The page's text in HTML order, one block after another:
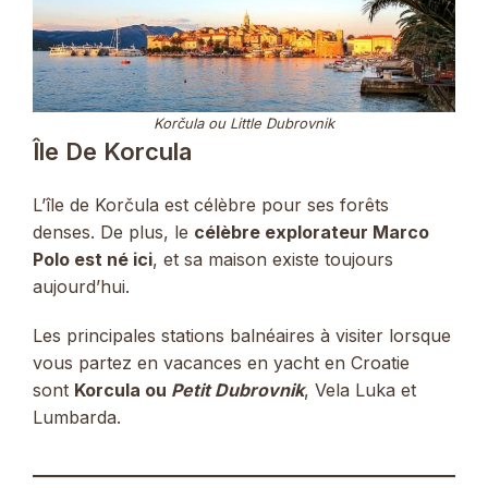
Korčula ou Little Dubrovnik
Île De Korcula
L’île de Korčula est célèbre pour ses forêts
denses. De plus, le célèbre explorateur Marco
Polo est né ici, et sa maison existe toujours
aujourd’hui.
Les principales stations balnéaires à visiter lorsque
vous partez en vacances en yacht en Croatie
sont Korcula ou Petit Dubrovnik, Vela Luka et
Lumbarda.